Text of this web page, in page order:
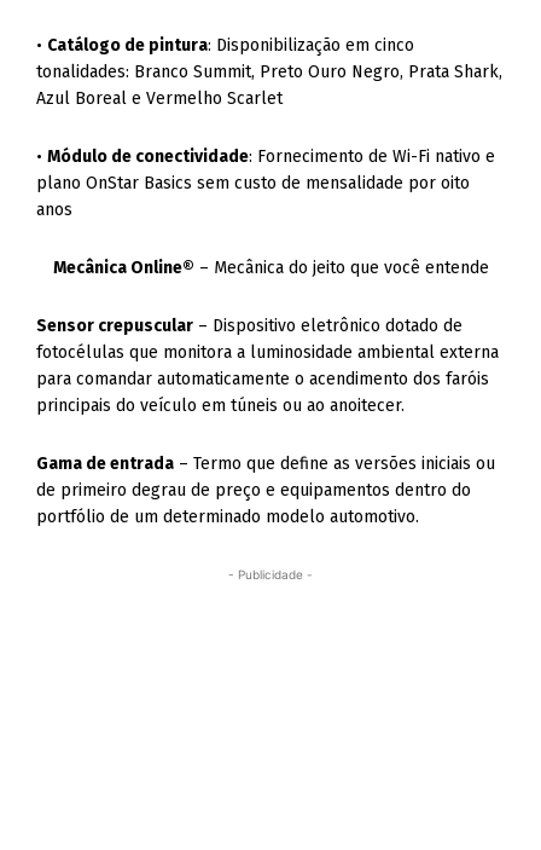
• Catálogo de pintura: Disponibilização em cinco
tonalidades: Branco Summit, Preto Ouro Negro, Prata Shark,
Azul Boreal e Vermelho Scarlet
•Módulo de conectividade: Fornecimento de Wi-Fi nativo e
plano OnStar Basics sem custo de mensalidade por oito
anos
Mecânica Online® – Mecânica do jeito que você entende
Sensor crepuscular – Dispositivo eletrônico dotado de
fotocélulas que monitora a luminosidade ambiental externa
para comandar automaticamente o acendimento dos faróis
principais do veículo em túneis ou ao anoitecer.
Gama de entrada – Termo que define as versões iniciais ou
de primeiro degrau de preço e equipamentos dentro do
portfólio de um determinado modelo automotivo.
- Publicidade -